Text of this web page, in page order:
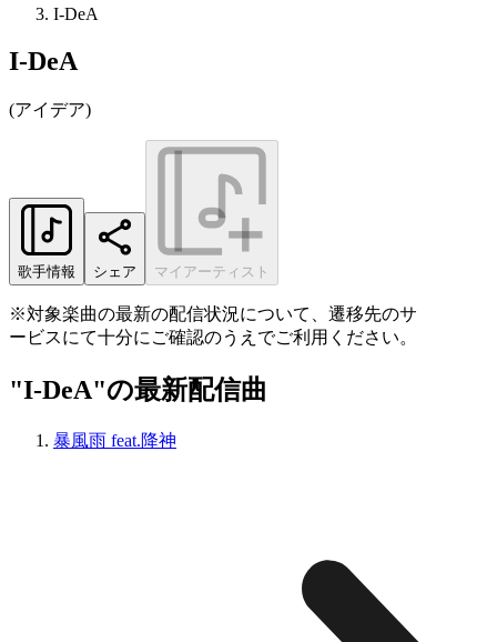
I-DeA
I-DeA
(アイデア)
歌手情報 シェア マイアーティスト
※対象楽曲の最新の配信状況について、遷移先のサ
ービスにて十分にご確認のうえでご利用ください。
"I-DeA"の最新配信曲
暴風雨 feat.降神